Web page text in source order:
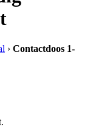
› Contactdoos 1-